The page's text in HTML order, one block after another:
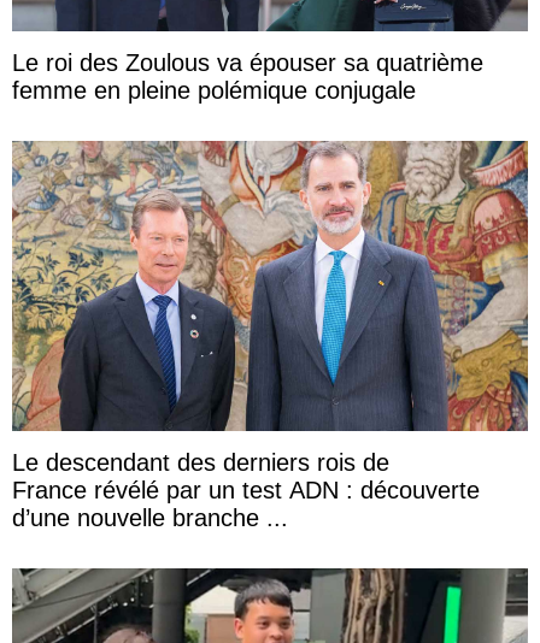
Le roi des Zoulous va épouser sa quatrième
femme en pleine polémique conjugale
Le descendant des derniers rois de
France révélé par un test ADN : découverte
d’une nouvelle branche ...